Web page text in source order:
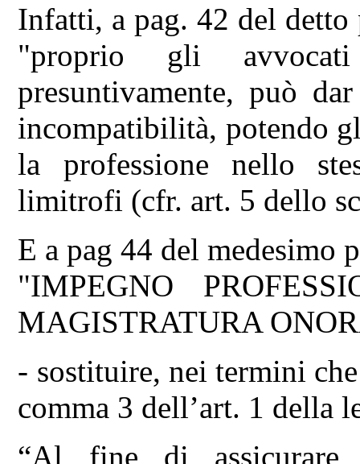
Infatti, a pag. 42 del detto
"proprio gli
presuntivamente, può
incompatibilità, potendo
la professione nello
limitrofi (cfr. art. 5 dello
E a pag 44 del medesimo
"IMPEGNO
MAGISTRATURA
- sostituire, nei termini
comma 3 dell’art. 1 della
“Al fine di assicurare